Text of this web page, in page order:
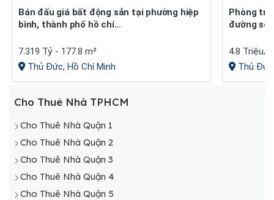
Bán đấu giá bất động sản tại phường hiệp
bình, thành phố hồ chí...
7.319 Tỷ - 177.8 m²
Thủ Đức, Hồ Chí Minh
Phòng trọ cho thuê 310 - 66&#x002f;1
đường số
4.8 Triệu/
Thủ
Cho Thuê Nhà TPHCM
Cho Thuê Nhà Quận 1
Cho Thuê Nhà Quận 2
Cho Thuê Nhà Quận 3
Cho Thuê Nhà Quận 4
Cho Thuê Nhà Quận 5